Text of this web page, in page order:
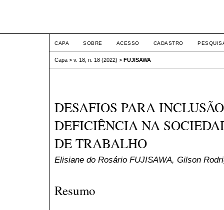
CAPA SOBRE ACESSO CADASTRO
Capa > v. 18, n. 18 (2022) > FUJISAWA
DESAFIOS PARA
DEFICIÊNCIA NA
DE TRABALHO
Elisiane do Rosário FUJISAWA, Gilson
Resumo